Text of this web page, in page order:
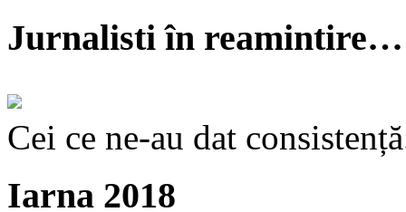
Jurnalisti în reamintire…
Cei ce ne-au dat
Iarna 2018